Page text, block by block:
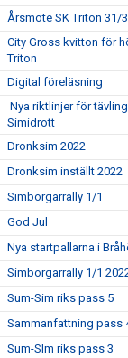
Årsmöte SK Triton 31/3
City Gross kvitton för
Triton
Digital föreläsning
Nya riktlinjer för
Simidrott
Dronksim 2022
Dronksim inställt 2022
Simborgarrally 1/1
God Jul
Nya startpallarna i
Simborgarrally 1/1
Sum-Sim riks pass 5
Sammanfattning pass
Sum-SIm riks pass 3